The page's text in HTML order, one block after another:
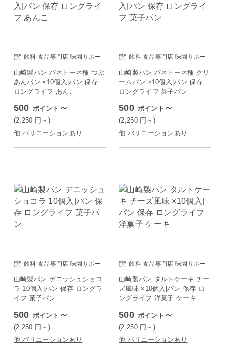
飲料 食品専門店 味園サポー
山崎製パン パネトーネ種 つぶ
あんパン ×10個入|パン 保存
ロングライフ あんこ
500 ポイント ～
(2,250 円 ～)
他 バリエーションあり
飲料 食品専門店 味園サポー
山崎製パン パネトーネ種 クリ
ームパン ×10個入|パン 保存
ロングライフ 菓子パン
500 ポイント ～
(2,250 円 ～)
他 バリエーションあり
飲料 食品専門店 味園サポー
ト
山崎製パン デニッシュショコ
ラ 10個入|パン 保存 ロングラ
イフ 菓子パン
500 ポイント ～
(2,250 円 ～)
他 バリエーションあり
飲料 食品専門店 味園サポー
ト
山崎製パン タルトケーキ チー
ズ風味 ×10個入|パン 保存 ロ
ングライフ 洋菓子 ケーキ
500 ポイント ～
(2,250 円 ～)
他 バリエーションあり